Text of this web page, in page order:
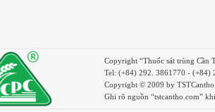
Copyright “Thuốc sát trùng Cần
Tel: (+84) 292. 3861770 - (+84)
Copyright © 2009 by
Ghi rõ nguồn “tstcantho.com”